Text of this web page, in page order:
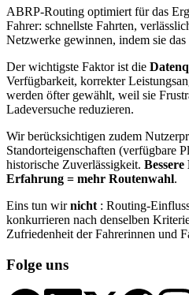
ABRP-Routing optimiert für das
Fahrer: schnellste Fahrten,
Netzwerke gewinnen, indem sie
Der wichtigste Faktor ist die
Verfügbarkeit, korrekter
werden öfter gewählt, weil sie
Ladeversuche reduzieren.
Wir berücksichtigen zudem
Standorteigenschaften (verfügbare
historische Zuverlässigkeit. Bessere
Erfahrung = mehr Routenwahl.
Eins tun wir nicht : Routing-
konkurrieren nach denselben
Zufriedenheit der Fahrerinnen und
Folge uns